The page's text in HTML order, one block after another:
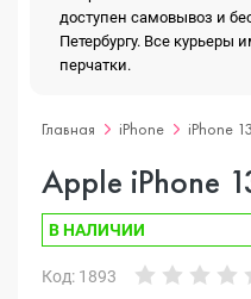
доступен самовывоз и
Петербургу. Все
перчатки.
Главная iPhone iPhone
Apple iPhone
В НАЛИЧИИ
Код: 1893